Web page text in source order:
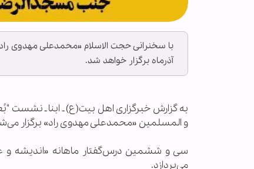
آذرماه برگزار خواهد شد.
به گزارش خبرگزاری اهل بیت(ع) ـ ابنا ـ نشست
و المسلمین «محمدعلی مهدوی راد» برگزار
سی و ششمین درس‌گفتار ماهانه «اندیشه و
می‌پردازد.